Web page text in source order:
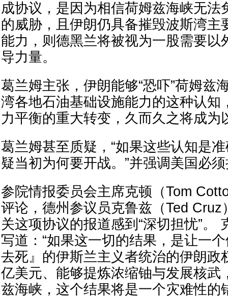
成协议，是因为相信荷姆兹海峡无法
的威胁，且伊朗仍具备摧毁波斯湾主
能力，则德黑兰将被视为一股需要以
导力量。
葛兰姆主张，伊朗能够“恐吓”荷姆兹
湾各地石油基础设施能力的这种认知
力平衡的重大转变，久而久之将成为
葛兰姆甚至质疑，“如果这些认知是
疑当初为何要开战。”并强调美国必
参院情报委员会主席克顿（Tom
评论，德州参议员克鲁兹（Ted Cruz
关这项协议的报道感到“深切担忧”。
写道：“如果这一切的结果，是让一
去死』的伊斯兰主义者统治的伊朗政
亿美元、能够提炼浓缩铀与发展核武
兹海峡，这个结果将是一个灾难性的